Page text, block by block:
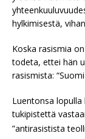
hylkimisestä,
Koska rasismia
todeta, ettei hän
rasismista:
Luentonsa lopulla
tukipistettä
”antirasistista